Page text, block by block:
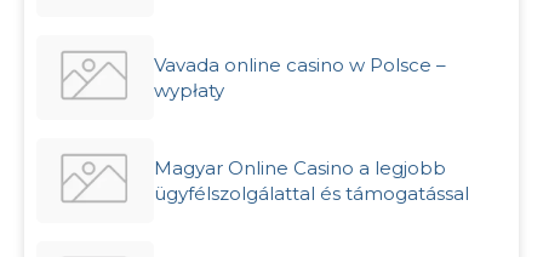
Vavada online casino w Polsce –
wypłaty
Magyar Online Casino a legjobb
ügyfélszolgálattal és támogatással